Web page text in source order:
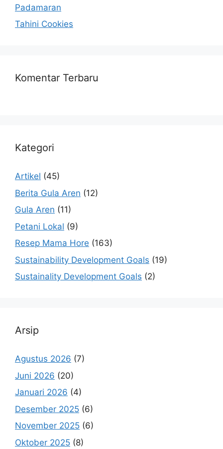
Padamaran
Tahini Cookies
Komentar Terbaru
Kategori
Artikel (45)
Berita Gula Aren (12)
Gula Aren (11)
Petani Lokal (9)
Resep Mama Hore (163)
Sustainability Development Goals (19)
Sustainality Development Goals (2)
Arsip
Agustus 2026 (7)
Juni 2026 (20)
Januari 2026 (4)
Desember 2025 (6)
November 2025 (6)
Oktober 2025 (8)